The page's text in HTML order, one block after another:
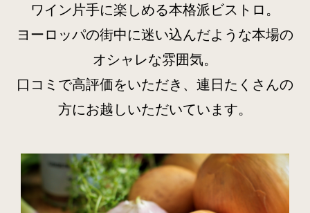
ワイン片手に楽しめる本格派ビストロ。
ヨーロッパの街中に迷い込んだような本場の
オシャレな雰囲気。
口コミで高評価をいただき、連日たくさんの
方にお越しいただいています。